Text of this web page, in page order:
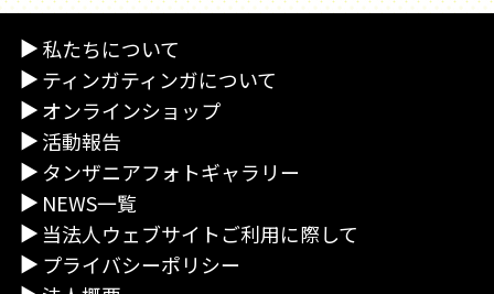
私たちについて
ティンガティンガについて
オンラインショップ
活動報告
タンザニアフォトギャラリー
NEWS一覧
当法人ウェブサイトご利用に際して
プライバシーポリシー